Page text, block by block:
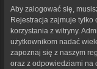
Aby zalogować się,
Rejestracja zajmuje tylko
korzystania z witryny.
użytkownikom nadać
zapoznaj się z naszym
oraz z odpowiedziami na